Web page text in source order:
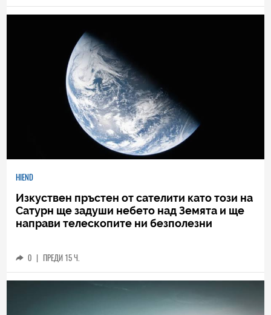
HIEND
Изкуствен пръстен от сателити като този на
Сатурн ще задуши небето над Земята и ще
направи телескопите ни безполезни
0 ПРЕДИ 15 Ч.